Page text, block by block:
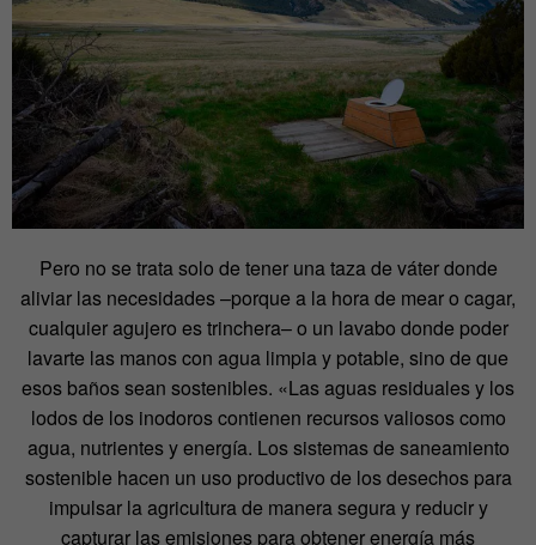
Pero no se trata solo de tener una taza de váter donde
aliviar las necesidades –porque a la hora de mear o cagar,
cualquier agujero es trinchera– o un lavabo donde poder
lavarte las manos con agua limpia y potable, sino de que
esos baños sean sostenibles. «Las aguas residuales y los
lodos de los inodoros contienen recursos valiosos como
agua, nutrientes y energía. Los sistemas de saneamiento
sostenible hacen un uso productivo de los desechos para
impulsar la agricultura de manera segura y reducir y
capturar las emisiones para obtener energía más